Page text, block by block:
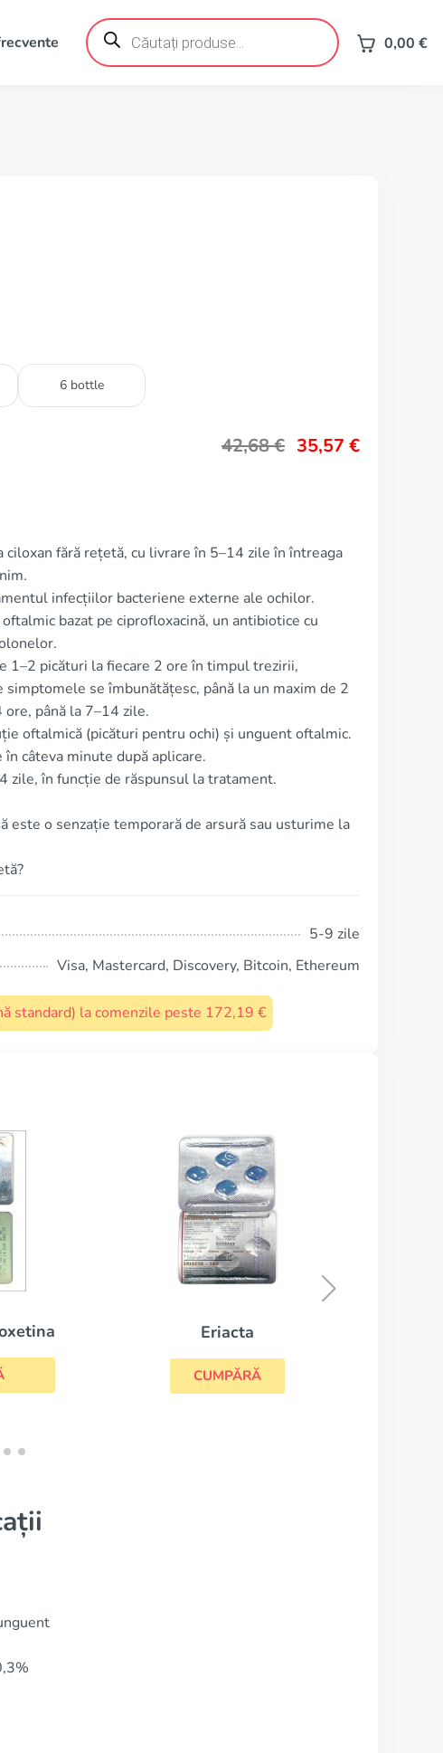
Products
search 0,00 €
6 bottle
42,68€ 35,57 €
ciloxan fără rețetă, cu livrare în 5–14 zile în întreaga
infecțiilor bacteriene externe ale ochilor.
bazat pe ciprofloxacină, un antibiotice cu
1–2 picături la fiecare 2 ore în timpul trezirii,
simptomele se îmbunătățesc, până la un maxim de 2
până la 7–14 zile.
oftalmică (picături pentru ochi) și unguent oftalmic.
câteva minute după aplicare.
zile, în funcție de răspunsul la tratament.
este o senzație temporară de arsură sau usturime la
5-9 zile
Visa, Mastercard, Discovery, Bitcoin, Ethereum
standard) la comenzile peste 172,19 €
Viagra Soft